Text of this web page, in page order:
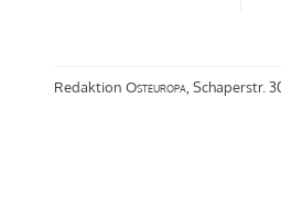
Redaktion Osteuropa, Schaperstr.